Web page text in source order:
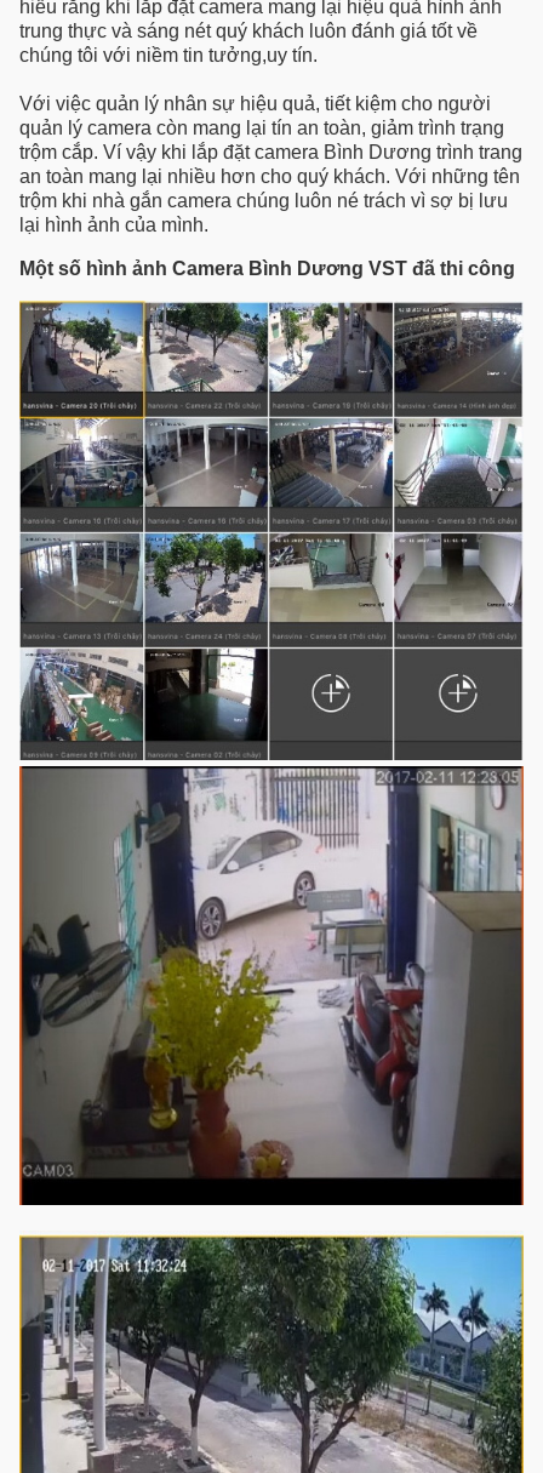
hiểu rằng khi lắp đặt camera mang lại hiệu quả hình ảnh
trung thực và sáng nét quý khách luôn đánh giá tốt về
chúng tôi với niềm tin tưởng,uy tín.
Với việc quản lý nhân sự hiệu quả, tiết kiệm cho người
quản lý camera còn mang lại tín an toàn, giảm trình trạng
trộm cắp. Ví vậy khi lắp đặt camera Bình Dương trình trang
an toàn mang lại nhiều hơn cho quý khách. Với những tên
trộm khi nhà gắn camera chúng luôn né trách vì sợ bị lưu
lại hình ảnh của mình.
Một số hình ảnh Camera Bình Dương VST đã thi công